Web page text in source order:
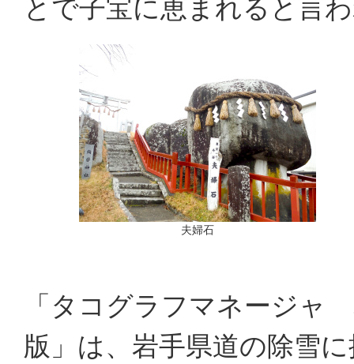
とで子宝に恵まれると言
夫婦石
「タコグラフマネージャ
版」は、岩手県道の除雪